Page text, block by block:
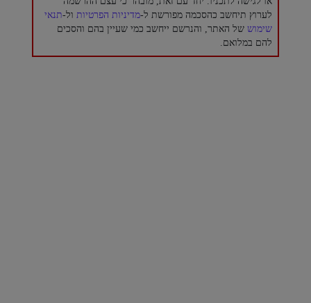
לערוץ תיחשב כהסכמה מפורשת ל-מדיניות הפרטיות ול-תנאי
שימוש של האתר, והנרשם ייחשב כמי שעיין בהם והסכים
להם במלואם.